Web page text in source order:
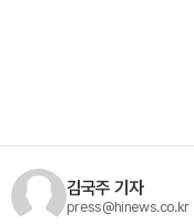
김국주 기자
press@hinews.co.kr